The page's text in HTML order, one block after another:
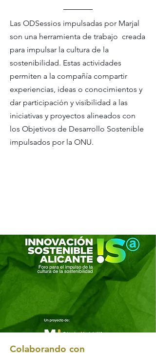
Las ODSessios impulsadas por Marjal
son una herramienta de trabajo creada
para impulsar la cultura de la
sostenibilidad. Estas actividades
permiten a la compañía compartir
experiencias, ideas o conocimientos y
dar participación y visibilidad a las
iniciativas y proyectos alineados con
los Objetivos de Desarrollo Sostenible
impulsados por la ONU.
Colaborando con